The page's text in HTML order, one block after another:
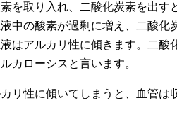
を取り入れ、二酸化炭素を出す
中の酸素が過剰に増え、二酸化
はアルカリ性に傾きます。二酸
カローシスと言います。
リ性に傾いてしまうと、血管は